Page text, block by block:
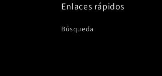
Enlaces rápidos
Búsqueda